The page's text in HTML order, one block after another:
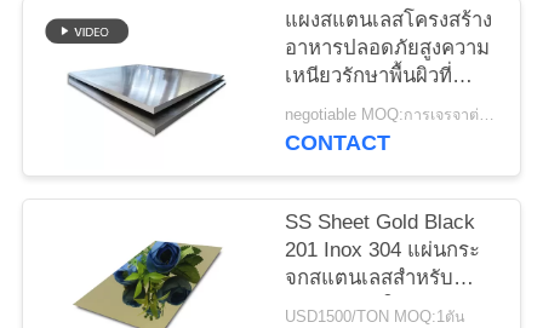
ทุน
แผนผัง
เว็บไซต์
PRIVACY
POLICY
แผงสแตนเลสโครงสร้าง
อาหารปลอดภัยสูงความ
เหนียวรักษาพื้นผิวที่
กำหนดเอง
negotiable MOQ:การเจรจาต่อรอง
CONTACT
SS Sheet Gold Black
201 Inox 304 แผ่นกระ
จกสแตนเลสสำหรับ
ตกแต่งภายในภายนอก
USD1500/TON MOQ:1ตัน